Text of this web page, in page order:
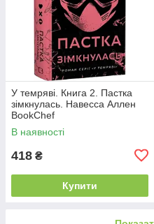
У темряві. Книга 2. Пастка
зімкнулась. Навесса Аллен
BookChef
В наявності
418 ₴
Купити